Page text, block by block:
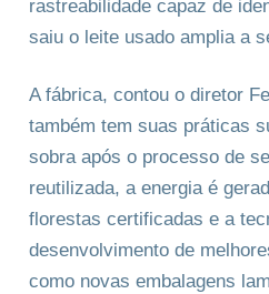
rastreabilidade capaz de
saiu o leite usado amplia a
A fábrica, contou o diretor
também tem suas práticas
sobra após o processo de
reutilizada, a energia é
florestas certificadas e a
desenvolvimento de
como novas embalagens